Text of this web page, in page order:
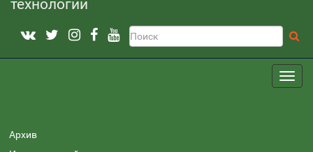
технологий
Архив